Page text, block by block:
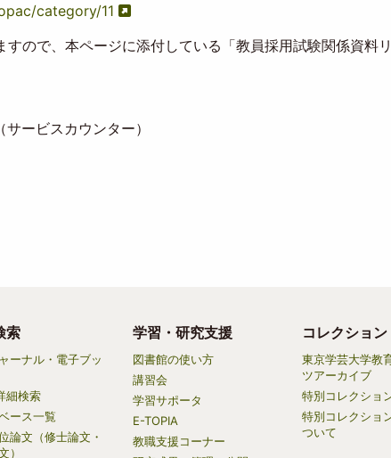
category/11
ので、本ページに添付している「教員採用試験関係資料
ービスカウンター）
索
ーナル・電子ブッ
細検索
ース一覧
論文（修士論文・
）
学習・研究支援
図書館の使い方
講習会
学習サポータ
E-TOPIA
教職支援コーナー
コレクション
東京学芸大学教
ツアーカイブ
特別コレクショ
特別コレクショ
ついて